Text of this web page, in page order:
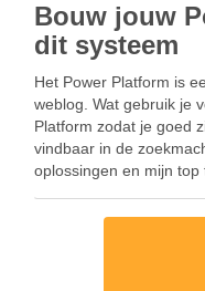
Bouw jouw
dit systeem
Het Power Platform is
weblog. Wat gebruik je
Platform zodat je goed
vindbaar in de
oplossingen en mijn